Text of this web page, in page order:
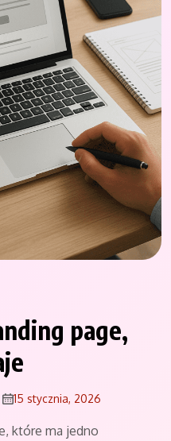
page,
15 stycznia, 2026
które ma jedno